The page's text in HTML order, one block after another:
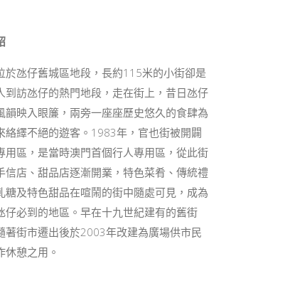
於氹仔舊城區地段，長約115米的小街卻是
到訪氹仔的熱門地段，走在街上，昔日氹仔
韻映入眼簾，兩旁一座座歷史悠久的食肆為
絡繹不絕的遊客。1983年，官也街被開闢
用區，是當時澳門首個行人專用區，從此街
信店、甜品店逐漸開業，特色菜肴、傳統禮
糖及特色甜品在喧鬧的街中隨處可見，成為
仔必到的地區。早在十九世紀建有的舊街
著街市遷出後於2003年改建為廣場供市民
休憩之用。